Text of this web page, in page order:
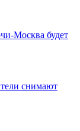
Москва будет
снимают